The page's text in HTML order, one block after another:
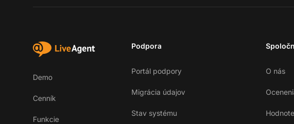
Demo
Cenník
Funkcie
Podpora
Portál podpory
Migrácia údajov
Stav systému
O nás